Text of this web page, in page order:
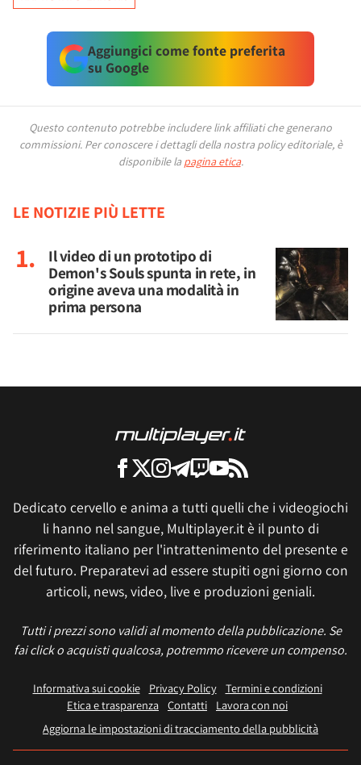
Aggiungici come fonte preferita
su Google
Questo contenuto potrebbe includere link affiliati che generano
commissioni. Per conoscere i dettagli della nostra policy editoriale, è
disponibile la pagina etica.
LE NOTIZIE PIÙ LETTE
Il video di un prototipo di
Demon's Souls spunta in rete, in
origine aveva una modalità in
prima persona
Dedicato cervello e anima a tutti quelli che i videogiochi
li hanno nel sangue, Multiplayer.it è il punto di
riferimento italiano per l'intrattenimento del presente e
del futuro. Preparatevi ad essere stupiti ogni giorno con
articoli, news, video, live e produzioni geniali.
Tutti i prezzi sono validi al momento della pubblicazione. Se
fai click o acquisti qualcosa, potremmo ricevere un compenso.
Informativa sui cookie Privacy Policy
Termini e condizioni
Etica e trasparenza Contatti
Lavora con noi
Aggiorna le impostazioni di tracciamento della pubblicità